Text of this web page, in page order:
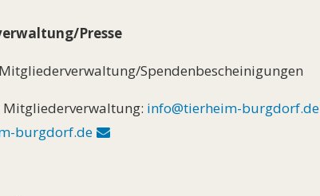
Presse
Spendenbescheinigungen
info@tierheim-burgdorf.de
burgdorf.de